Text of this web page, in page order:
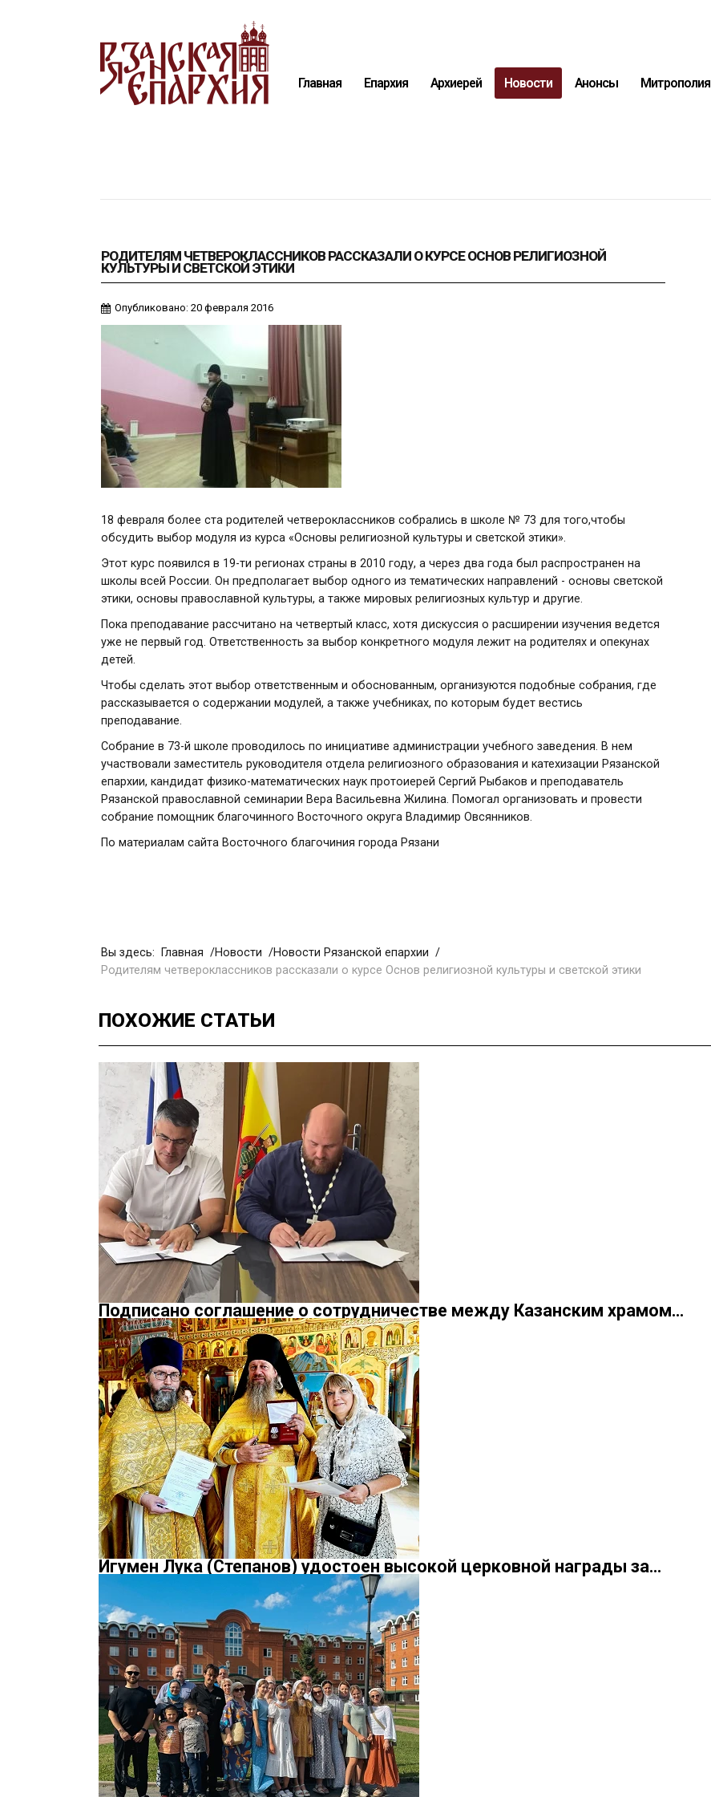
Главная Епархия Архиерей Новости Анонсы Митрополия
РОДИТЕЛЯМ ЧЕТВЕРОКЛАССНИКОВ РАССКАЗАЛИ О КУРСЕ ОСНОВ РЕЛИГИОЗНОЙ
КУЛЬТУРЫ И СВЕТСКОЙ ЭТИКИ
Опубликовано: 20 февраля 2016
18 февраля более ста родителей четвероклассников собрались в школе № 73 для того,чтобы
обсудить выбор модуля из курса «Основы религиозной культуры и светской этики».
Этот курс появился в 19-ти регионах страны в 2010 году, а через два года был распространен на
школы всей России. Он предполагает выбор одного из тематических направлений - основы светской
этики, основы православной культуры, а также мировых религиозных культур и другие.
Пока преподавание рассчитано на четвертый класс, хотя дискуссия о расширении изучения ведется
уже не первый год. Ответственность за выбор конкретного модуля лежит на родителях и опекунах
детей.
Чтобы сделать этот выбор ответственным и обоснованным, организуются подобные собрания, где
рассказывается о содержании модулей, а также учебниках, по которым будет вестись
преподавание.
Собрание в 73-й школе проводилось по инициативе администрации учебного заведения. В нем
участвовали заместитель руководителя отдела религиозного образования и катехизации Рязанской
епархии, кандидат физико-математических наук протоиерей Сергий Рыбаков и преподаватель
Рязанской православной семинарии Вера Васильевна Жилина. Помогал организовать и провести
собрание помощник благочинного Восточного округа Владимир Овсянников.
По материалам сайта Восточного благочиния города Рязани
Вы здесь: Главная Новости
Новости Рязанской епархии
Родителям четвероклассников рассказали о курсе Основ религиозной культуры и светской этики
ПОХОЖИЕ СТАТЬИ
Подписано соглашение о сотрудничестве между Казанским храмом…
Игумен Лука (Степанов) удостоен высокой церковной награды за…